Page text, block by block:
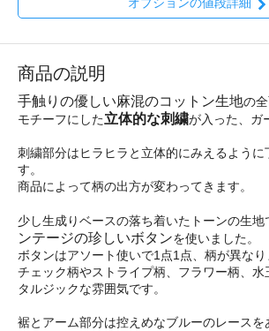
オプションの値段詳細
商品の説明
手触りの優しい麻混のコットン生地の
モチーフにした立体的な刺繍が入った、ガ
刺繍部分はヒラヒラと立体的にみえるように
す。
商品によって柄の出方が変わってきます。
少し生成りベースの落ち着いたトーンの生地
ンテージの珍しいボタンを使いました。
ボタンはアソート使いで1点1点、柄が異なり
チェック柄やストライプ柄、フラワー柄、水
タルジックな雰囲気です。
裾とアーム部分は控えめなブルーのレースを